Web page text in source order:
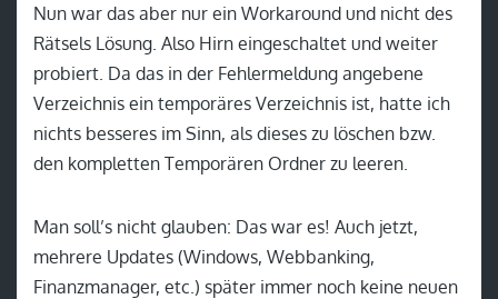
Nun war das aber nur ein Workaround und nicht des
Rätsels Lösung. Also Hirn eingeschaltet und weiter
probiert. Da das in der Fehlermeldung angebene
Verzeichnis ein temporäres Verzeichnis ist, hatte ich
nichts besseres im Sinn, als dieses zu löschen bzw.
den kompletten Temporären Ordner zu leeren.
Man soll’s nicht glauben: Das war es! Auch jetzt,
mehrere Updates (Windows, Webbanking,
Finanzmanager, etc.) später immer noch keine neuen